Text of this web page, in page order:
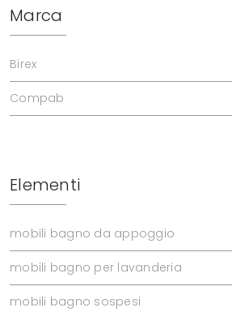
Marca
Birex
Compab
Elementi
mobili bagno da appoggio
mobili bagno per lavanderia
mobili bagno sospesi